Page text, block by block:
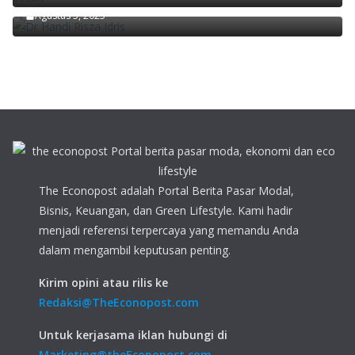
Agustus 5, 2025
The Econopost adalah Portal Berita Pasar Modal,
Bisnis, Keuangan, dan Green Lifestyle. Kami hadir
menjadi referensi terpercaya yang memandu Anda
dalam mengambil keputusan penting.
Kirim opini atau rilis ke
Redaksi@TheEconopost.com
Untuk kerjasama iklan hubungi di